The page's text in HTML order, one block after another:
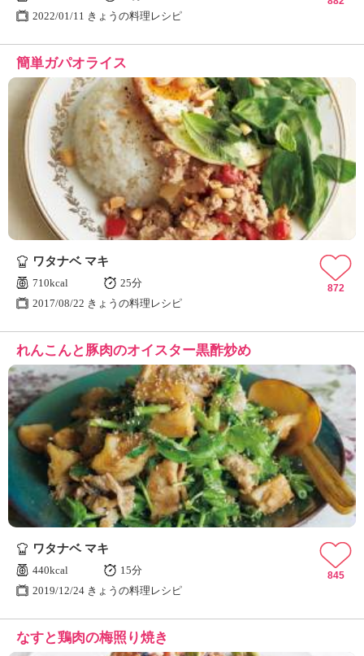
2022/01/11 きょうの料理レシピ
簡単ガパオライス
ワタナベ マキ
710kcal
25分
2017/08/22 きょうの料理レシピ
872
れんこんと豚肉のオイスター黒酢炒め
ワタナベ マキ
440kcal
15分
2019/12/24 きょうの料理レシピ
845
なすと鶏肉の梅照り焼き